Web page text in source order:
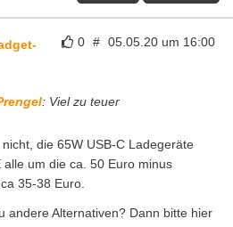
0 # 05.05.20 um 16:00
: Viel zu teuer
die 65W USB-C Ladegeräte
alle um die ca. 50 Euro minus
35-38 Euro.
andere Alternativen? Dann bitte hier